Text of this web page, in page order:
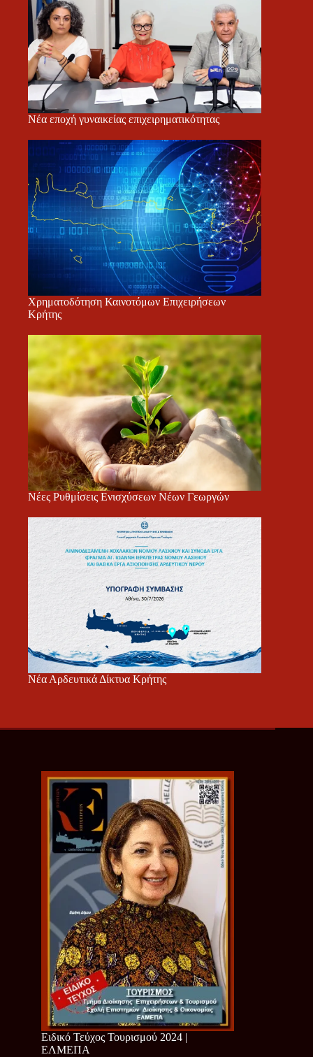
Νέα εποχή γυναικείας επιχειρηματικότητας
Χρηματοδότηση Καινοτόμων Επιχειρήσεων
Κρήτης
Νέες Ρυθμίσεις Ενισχύσεων Νέων Γεωργών
Νέα Αρδευτικά Δίκτυα Κρήτης
Ειδικό Τεύχος Τουρισμού 2024 |
ΕΛΜΕΠΑ